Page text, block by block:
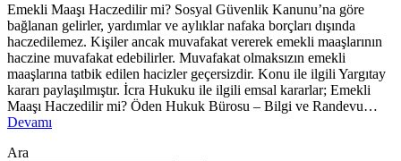
Emekli Maaşı Haczedilir mi? Sosyal Güvenlik Kanunu’na göre
bağlanan gelirler, yardımlar ve aylıklar nafaka borçları dışında
haczedilemez. Kişiler ancak muvafakat vererek emekli maaşlarının
haczine muvafakat edebilirler. Muvafakat olmaksızın emekli
maaşlarına tatbik edilen hacizler geçersizdir. Konu ile ilgili Yargıtay
kararı paylaşılmıştır. İcra Hukuku ile ilgili emsal kararlar; Emekli
Maaşı Haczedilir mi? Öden Hukuk Bürosu – Bilgi ve Randevu…
Devamı
Ara